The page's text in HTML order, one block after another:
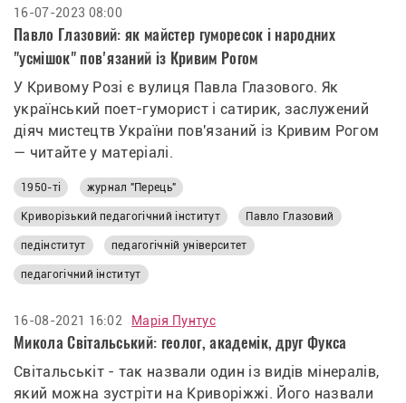
16-07-2023 08:00
Павло Глазовий: як майстер гуморесок і народних
"усмішок" пов'язаний із Кривим Рогом
У Кривому Розі є вулиця Павла Глазового. Як
український поет-гуморист і сатирик, заслужений
діяч мистецтв України пов'язаний із Кривим Рогом
— читайте у матеріалі.
1950-ті журнал "Перець"
Криворізький педагогічний інститут Павло Глазовий
педінститут педагогічній університет
педагогічний інститут
16-08-2021 16:02 Марія Пунтус
Микола Світальський: геолог, академік, друг Фукса
Світальськіт - так назвали один із видів мінералів,
який можна зустріти на Криворіжжі. Його назвали